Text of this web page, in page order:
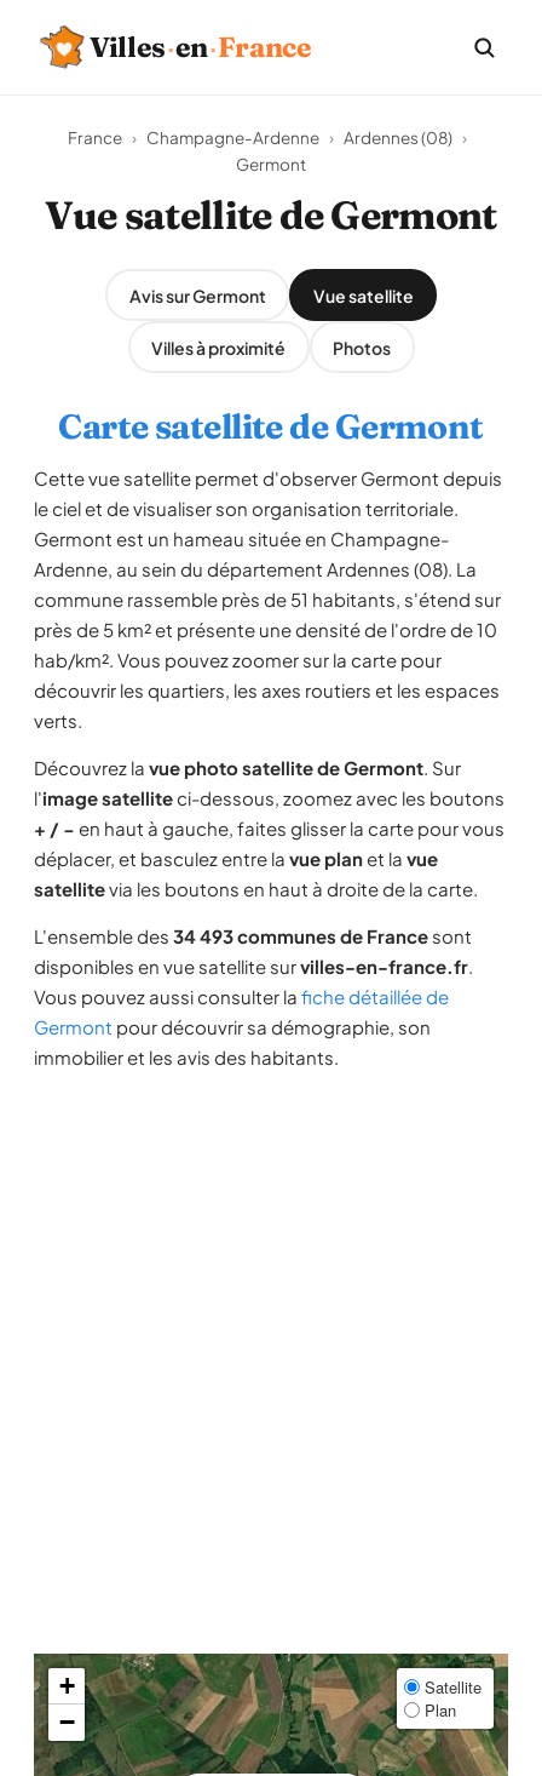
Villes·en·France
France › Champagne-Ardenne › Ardennes (08) ›
Germont
Vue satellite de Germont
Avis sur Germont Vue satellite
Villes à proximité Photos
Carte satellite de Germont
Cette vue satellite permet d'observer Germont depuis
le ciel et de visualiser son organisation territoriale.
Germont est un hameau située en Champagne-
Ardenne, au sein du département Ardennes (08). La
commune rassemble près de 51 habitants, s'étend sur
près de 5 km² et présente une densité de l'ordre de 10
hab/km². Vous pouvez zoomer sur la carte pour
découvrir les quartiers, les axes routiers et les espaces
verts.
Découvrez la vue photo satellite de Germont. Sur
l'image satelliteci-dessous, zoomez avec les boutons
+ / − en haut à gauche, faites glisser la carte pour vous
déplacer, et basculez entre la vue planet la vue
satellitevia les boutons en haut à droite de la carte.
L'ensemble des 34 493 communes de France sont
disponibles en vue satellite survilles-en-france.fr.
Vous pouvez aussi consulter la fiche détaillée de
Germont pour découvrir sa démographie, son
immobilier et les avis des habitants.
+
−
Satellite
Plan